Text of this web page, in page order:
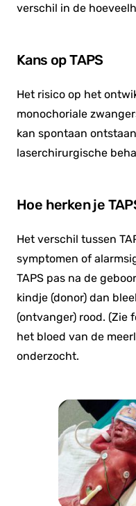
verschil in de
Kans op TAPS
Het risico op het
monochoriale
kan spontaan
laserchirurgische
Hoe herken je
Het verschil tussen
symptomen of
TAPS pas na de
kindje (donor) dan
(ontvanger) rood. (Zie
het bloed van de
onderzocht.